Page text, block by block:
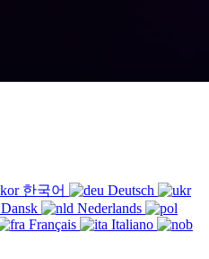
한국어
Deutsch
Dansk
Nederlands
Français
Italiano